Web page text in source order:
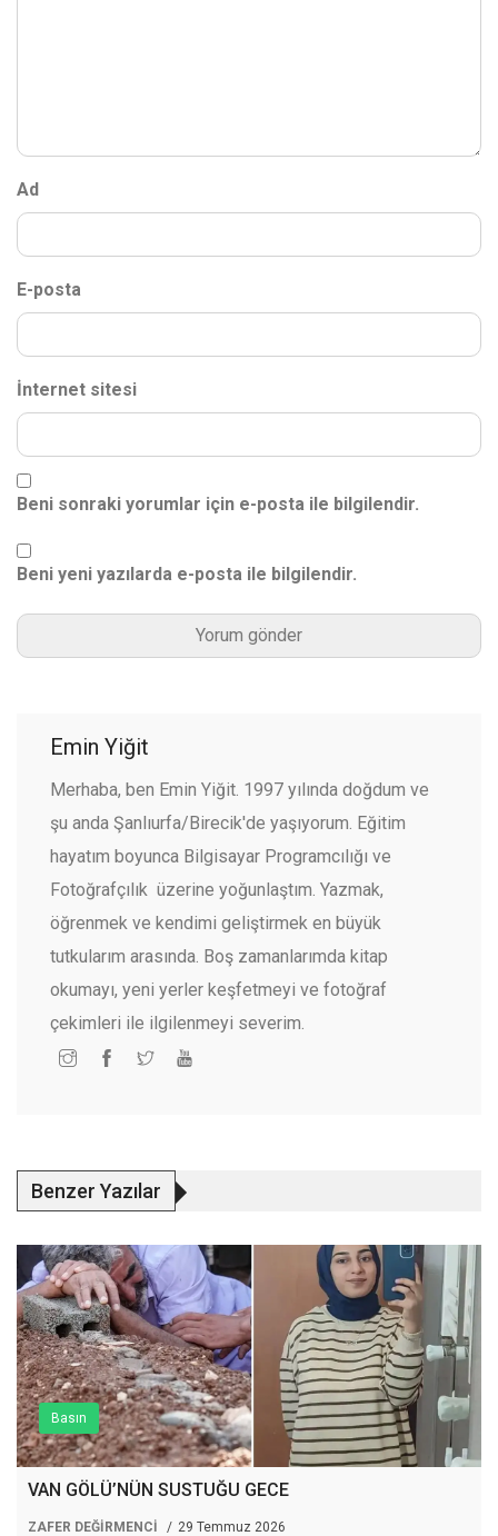
Ad
E-posta
İnternet sitesi
Beni sonraki yorumlar için e-posta ile bilgilendir.
Beni yeni yazılarda e-posta ile bilgilendir.
Emin Yiğit
Merhaba, ben Emin Yiğit. 1997 yılında doğdum ve
şu anda Şanlıurfa/Birecik'de yaşıyorum. Eğitim
hayatım boyunca Bilgisayar Programcılığı ve
Fotoğrafçılık üzerine yoğunlaştım. Yazmak,
öğrenmek ve kendimi geliştirmek en büyük
tutkularım arasında. Boş zamanlarımda kitap
okumayı, yeni yerler keşfetmeyi ve fotoğraf
çekimleri ile ilgilenmeyi severim.
Benzer Yazılar
Basın
VAN GÖLÜ’NÜN SUSTUĞU GECE
ZAFER DEĞİRMENCİ 29 Temmuz 2026